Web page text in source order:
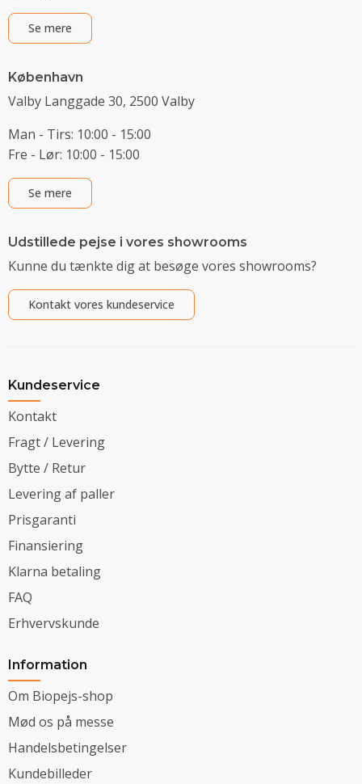
Se mere
København
Valby Langgade 30, 2500 Valby
Man - Tirs: 10:00 - 15:00
Fre - Lør: 10:00 - 15:00
Se mere
Udstillede pejse i vores showrooms
Kunne du tænkte dig at besøge vores showrooms?
Kontakt vores kundeservice
Kundeservice
Kontakt
Fragt / Levering
Bytte / Retur
Levering af paller
Prisgaranti
Finansiering
Klarna betaling
FAQ
Erhvervskunde
Information
Om Biopejs-shop
Mød os på messe
Handelsbetingelser
Kundebilleder